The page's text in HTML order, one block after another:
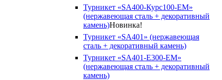
Турникет «SA400-Курс100-EM»
(нержавеющая сталь + декоративный
камень)Новинка!
Турникет «SA401» (нержавеющая
сталь + декоративный камень)
Турникет «SA401-E300-EM»
(нержавеющая сталь + декоративный
камень)